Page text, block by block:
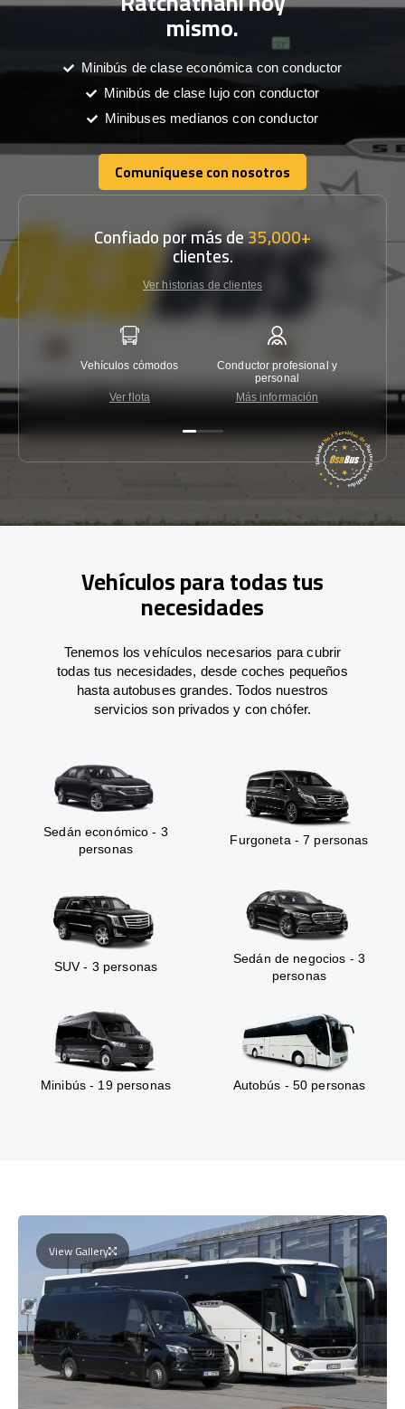
mismo.
Minibús de clase económica con conductor
Minibús de clase lujo con conductor
Minibuses medianos con conductor
Comuníquese con nosotros
Comuníquese con nosotros
Confiado por más de35,000+
clientes.
Ver historias de clientes
Vehículos cómodos
Ver flota
Conductor profesional y
personal
Más información
Vehículos para todas tus
necesidades
Tenemos los vehículos necesarios para cubrir
todas tus necesidades, desde coches pequeños
hasta autobuses grandes. Todos nuestros
servicios son privados y con chófer.
Sedán económico - 3
personas
Furgoneta - 7 personas
SUV - 3 personas
Sedán de negocios - 3
personas
Minibús - 19 personas Autobús - 50 personas
View Gallery